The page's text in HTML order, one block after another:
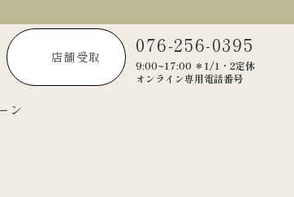
店舗受取
076-256-0395
9:00~17:00 ＊1/1・2定休
オンライン専用電話番号
ン